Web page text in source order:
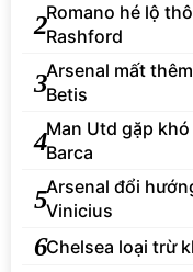
2Romano hé lộ
Rashford
3Arsenal mất
Betis
4Man Utd gặp
Barca
5Arsenal đổi
Vinicius
6Chelsea loại trừ